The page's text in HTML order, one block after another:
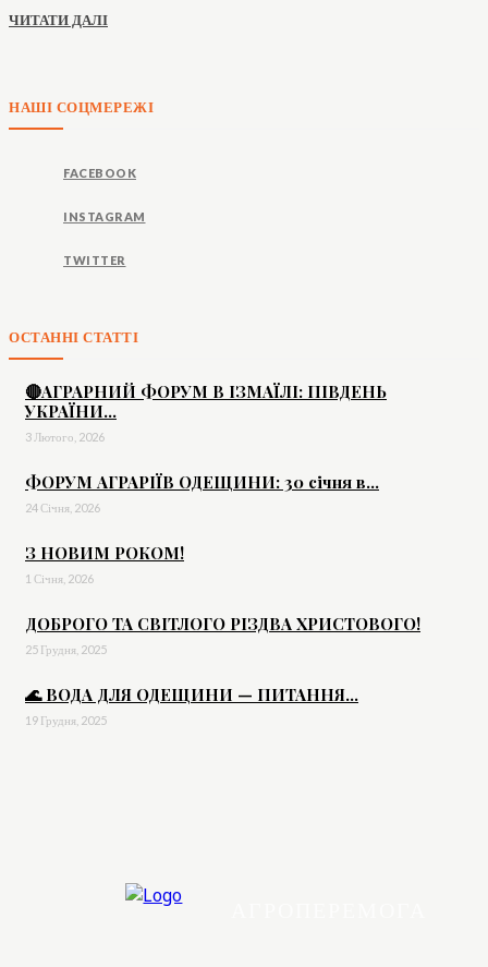
ЧИТАТИ ДАЛІ
НАШІ СОЦМЕРЕЖІ
FACEBOOK
INSTAGRAM
TWITTER
ОСТАННІ СТАТТІ
🔴АГРАРНИЙ ФОРУМ В ІЗМАЇЛІ: ПІВДЕНЬ
УКРАЇНИ...
3 Лютого, 2026
ФОРУМ АГРАРІЇВ ОДЕЩИНИ: 30 січня в...
24 Січня, 2026
З НОВИМ РОКОМ!
1 Січня, 2026
ДОБРОГО ТА СВІТЛОГО РІЗДВА ХРИСТОВОГО!
25 Грудня, 2025
🌊 ВОДА ДЛЯ ОДЕЩИНИ — ПИТАННЯ...
19 Грудня, 2025